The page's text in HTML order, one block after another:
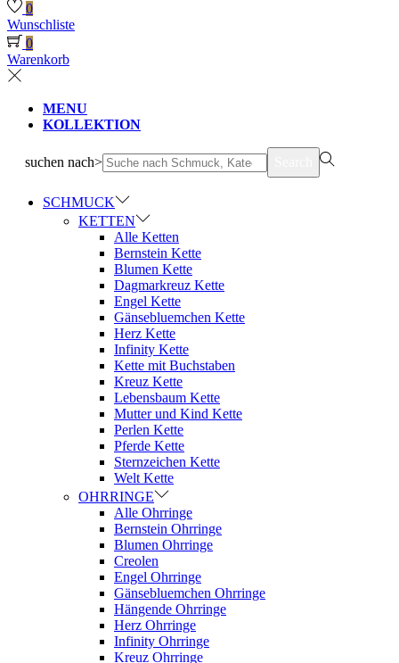
0
Wunschliste
0
Warenkorb
MENU
KOLLEKTION
suchen nach>
SCHMUCK
KETTEN
Alle Ketten
Bernstein Kette
Blumen Kette
Dagmarkreuz Kette
Engel Kette
Gänsebluemchen Kette
Herz Kette
Infinity Kette
Kette mit Buchstaben
Kreuz Kette
Lebensbaum Kette
Mutter und Kind Kette
Perlen Kette
Pferde Kette
Sternzeichen Kette
Welt Kette
OHRRINGE
Alle Ohrringe
Bernstein Ohrringe
Blumen Ohrringe
Creolen
Engel Ohrringe
Gänsebluemchen Ohrringe
Hängende Ohrringe
Herz Ohrringe
Infinity Ohrringe
Kreuz Ohrringe